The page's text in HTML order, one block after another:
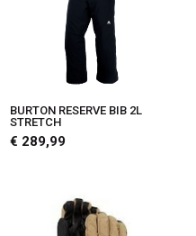
BURTON RESERVE BIB 2L
STRETCH
€ 289,99